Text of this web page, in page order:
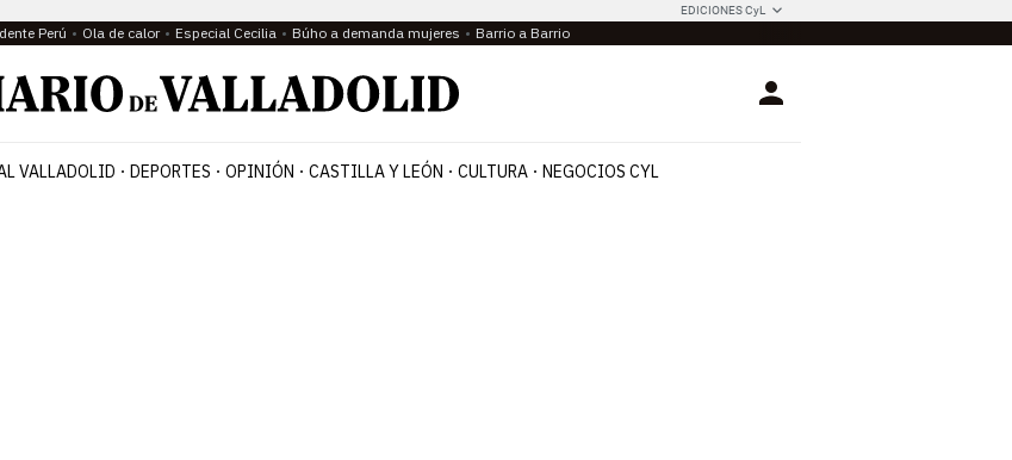
EDICIONES CyL
Perú Ola de calor Especial Cecilia Búho a demanda mujeres Barrio a Barrio
Login
VALLADOLID DEPORTES OPINIÓN CASTILLA Y LEÓN CULTURA NEGOCIOS CYL